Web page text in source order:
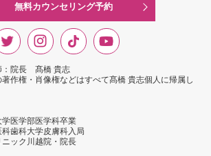
無料カウンセリング予約
院長 髙橋 貴志
作権・肖像権などはすべて髙橋 貴志個人に帰属し
医学部医学科卒業
歯科大学皮膚科入局
ック川越院・院長